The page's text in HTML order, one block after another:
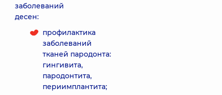
заболеваний
десен:
профилактика
заболеваний
тканей пародонта:
гингивита,
пародонтита,
периимплантита;